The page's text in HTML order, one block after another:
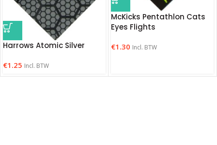
Harrows Atomic Silver
€1.25 Incl. BTW
McKicks Pentathlon Cats
Eyes Flights
€1.30 Incl. BTW